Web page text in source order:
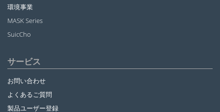
環境事業
MASK Series
SuicCho
サービス
お問い合わせ
よくあるご質問
製品ユーザー登録